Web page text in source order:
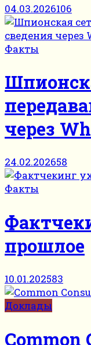
04.03.2026106
Факты
через
24.02.202658
Факты
прошлое
10.01.202583
Доклады
Common